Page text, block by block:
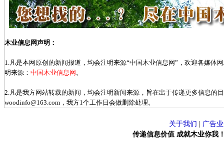
木业信息网声明：
1.凡是本网原创的新闻报道，均会注明来源“中国木业信息网”，欢迎各媒体
明来源： 中国木业信息网 。
2.凡是我方网站转载的新闻，均会注明新闻来源，旨在出于传递更多信息的
woodinfo@163.com，我方1个工作日会做删除处理。
关于我们
广告
传递信息价值 成就木业你我